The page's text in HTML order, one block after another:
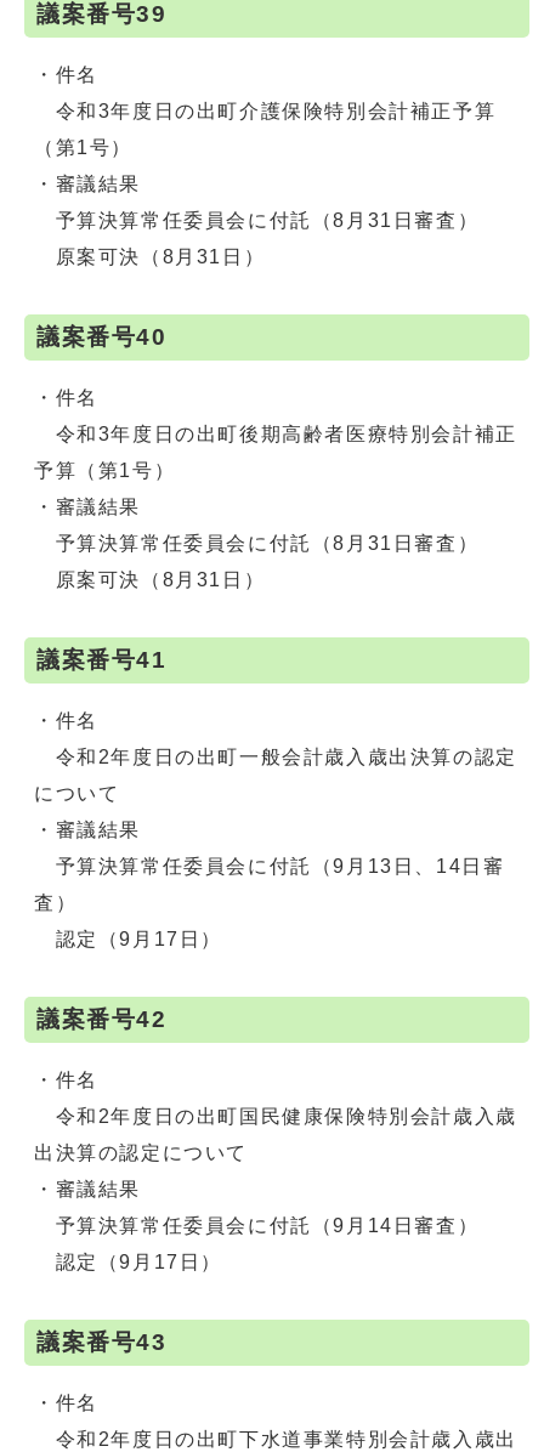
議案番号39
・件名
令和3年度日の出町介護保険特別会計補正予算
（第1号）
・審議結果
予算決算常任委員会に付託（8月31日審査）
原案可決（8月31日）
議案番号40
・件名
令和3年度日の出町後期高齢者医療特別会計補正
予算（第1号）
・審議結果
予算決算常任委員会に付託（8月31日審査）
原案可決（8月31日）
議案番号41
・件名
令和2年度日の出町一般会計歳入歳出決算の認定
について
・審議結果
予算決算常任委員会に付託（9月13日、14日審
査）
認定（9月17日）
議案番号42
・件名
令和2年度日の出町国民健康保険特別会計歳入歳
出決算の認定について
・審議結果
予算決算常任委員会に付託（9月14日審査）
認定（9月17日）
議案番号43
・件名
令和2年度日の出町下水道事業特別会計歳入歳出